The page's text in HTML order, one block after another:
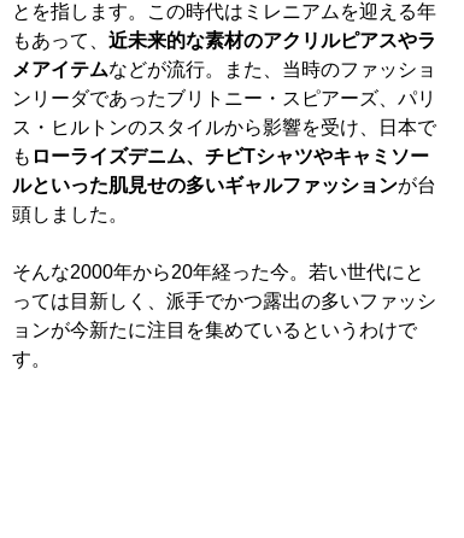
とを指します。この時代はミレニアムを迎える年
もあって、 近未来的な素材のアクリルピアスやラ
メアイテムなどが流行。また、当時のファッショ
ンリーダであったブリトニー・スピアーズ、パリ
ス・ヒルトンのスタイルから影響を受け、日本で
も ローライズデニム、チビTシャツやキャミソー
ルといった肌見せの多いギャルファッションが台
頭しました。
そんな2000年から20年経った今。若い世代にと
っては目新しく、派手でかつ露出の多いファッシ
ョンが今新たに注目を集めているというわけで
す。